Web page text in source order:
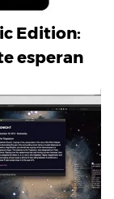
Edition:
esperan